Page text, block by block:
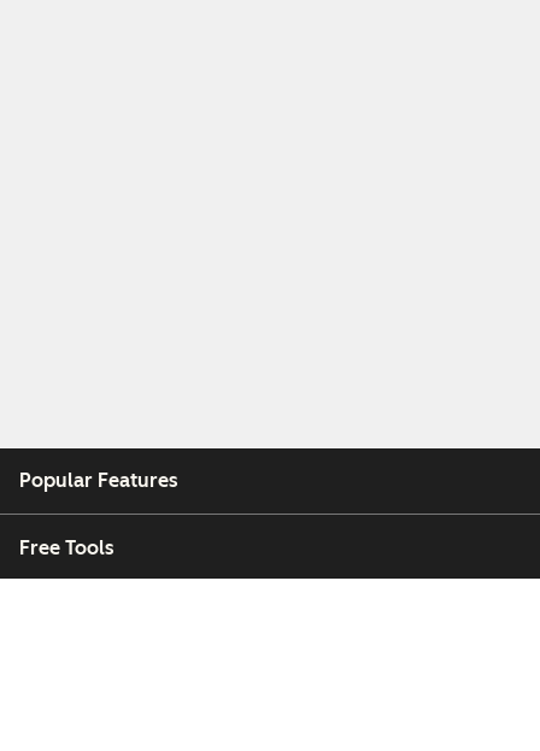
Popular Features
Free Tools